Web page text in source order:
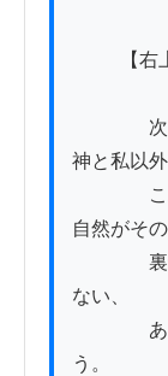
次々に
神と私以
これほ
自然がそ
裏切り
ない、
あなた
う。